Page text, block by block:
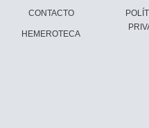
CONTACTO
HEMEROTECA